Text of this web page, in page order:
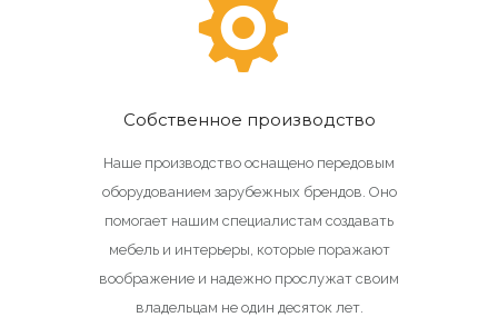
Собственное производство
Наше производство оснащено передовым
оборудованием зарубежных брендов. Оно
помогает нашим специалистам создавать
мебель и интерьеры, которые поражают
воображение и надежно прослужат своим
владельцам не один десяток лет.